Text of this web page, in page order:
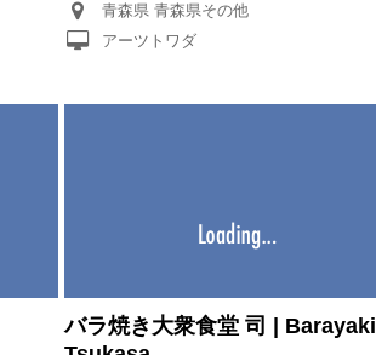
青森県 青森県その他
アーツトワダ
バラ焼き大衆食堂 司 | Barayaki